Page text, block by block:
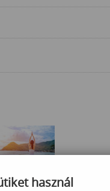
használ